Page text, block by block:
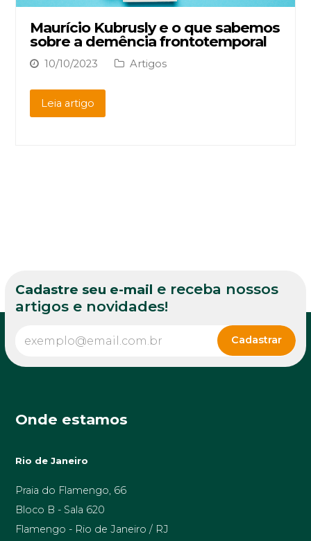
Maurício Kubrusly e o que sabemos
sobre a demência frontotemporal
10/10/2023 Artigos
Leia artigo
Cadastre seu e-mail e receba nossos
artigos e novidades!
Onde estamos
Rio de Janeiro
Praia do Flamengo, 66
Bloco B - Sala 620
Flamengo - Rio de Janeiro / RJ